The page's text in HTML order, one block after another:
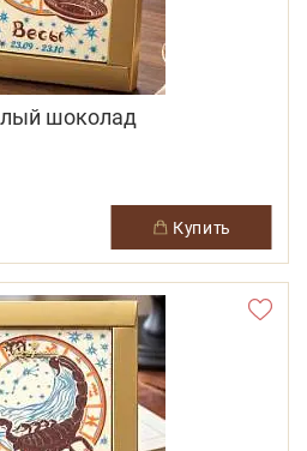
шоколад
купить